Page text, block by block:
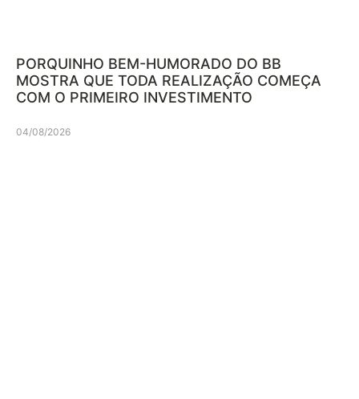
PORQUINHO BEM-HUMORADO DO BB
MOSTRA QUE TODA REALIZAÇÃO COMEÇA
COM O PRIMEIRO INVESTIMENTO
04/08/2026